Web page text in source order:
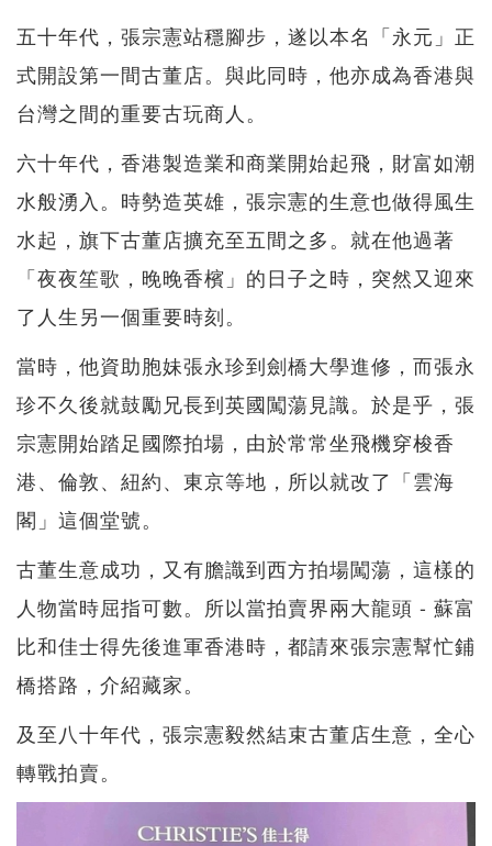
五十年代，張宗憲站穩腳步，遂以本名「永元」正
式開設第一間古董店。與此同時，他亦成為香港與
台灣之間的重要古玩商人。
六十年代，香港製造業和商業開始起飛，財富如潮
水般湧入。時勢造英雄，張宗憲的生意也做得風生
水起，旗下古董店擴充至五間之多。就在他過著
「夜夜笙歌，晚晚香檳」的日子之時，突然又迎來
了人生另一個重要時刻。
當時，他資助胞妹張永珍到劍橋大學進修，而張永
珍不久後就鼓勵兄長到英國闖蕩見識。於是乎，張
宗憲開始踏足國際拍場，由於常常坐飛機穿梭香
港、倫敦、紐約、東京等地，所以就改了「雲海
閣」這個堂號。
古董生意成功，又有膽識到西方拍場闖蕩，這樣的
人物當時屈指可數。所以當拍賣界兩大龍頭 - 蘇富
比和佳士得先後進軍香港時，都請來張宗憲幫忙鋪
橋搭路，介紹藏家。
及至八十年代，張宗憲毅然結束古董店生意，全心
轉戰拍賣。